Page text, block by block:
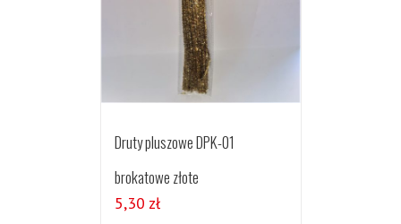
Druty pluszowe DPK-01
brokatowe złote
5,30 zł